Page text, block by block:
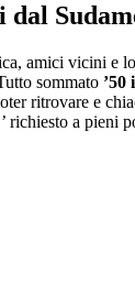
amici vicini e
sommato ’50
ritrovare e
a pieni